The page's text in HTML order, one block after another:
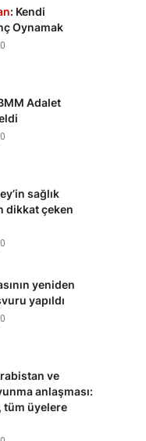
: Kendi
Oynamak
Adalet
sağlık
dikkat çeken
yeniden
yapıldı
ve
anlaşması:
tüm üyelere